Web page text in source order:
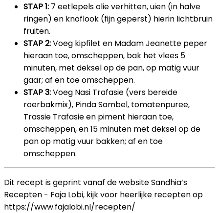
STAP 1: 7 eetlepels olie verhitten, uien (in halve
ringen) en knoflook (fijn geperst) hierin lichtbruin
fruiten.
STAP 2:Voeg kipfilet en Madam Jeanette peper
hieraan toe, omscheppen, bak het vlees 5
minuten, met deksel op de pan, op matig vuur
gaar; af en toe omscheppen.
STAP 3:Voeg Nasi Trafasie (vers bereide
roerbakmix), Pinda Sambel, tomatenpuree,
Trassie Trafasie en piment hieraan toe,
omscheppen, en 15 minuten met deksel op de
pan op matig vuur bakken; af en toe
omscheppen.
Dit recept is geprint vanaf de website Sandhia’s
Recepten - Faja Lobi, kijk voor heerlijke recepten op
https://www.fajalobi.nl/recepten/